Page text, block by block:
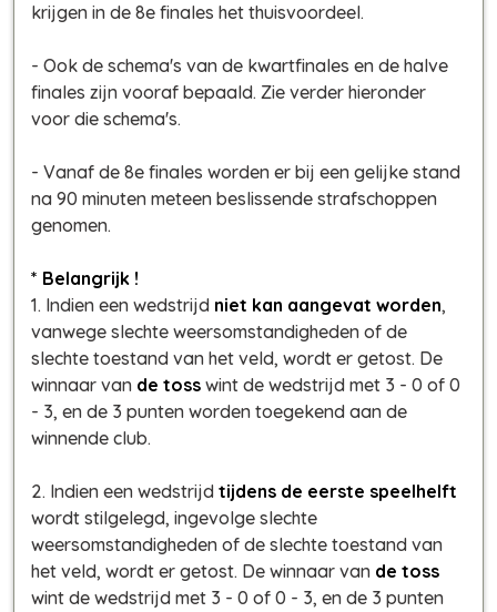
krijgen in de 8e finales het thuisvoordeel.
- Ook de schema's van de kwartfinales en de halve
finales zijn vooraf bepaald. Zie verder hieronder
voor die schema's.
- Vanaf de 8e finales worden er bij een gelijke stand
na 90 minuten meteen beslissende strafschoppen
genomen.
* Belangrijk !
1. Indien een wedstrijd niet kan aangevat worden,
vanwege slechte weersomstandigheden of de
slechte toestand van het veld, wordt er getost. De
winnaar van de toss wint de wedstrijd met 3 - 0 of 0
- 3, en de 3 punten worden toegekend aan de
winnende club.
2. Indien een wedstrijd tijdens de eerste speelhelft
wordt stilgelegd, ingevolge slechte
weersomstandigheden of de slechte toestand van
het veld, wordt er getost. De winnaar van de toss
wint de wedstrijd met 3 - 0 of 0 - 3, en de 3 punten